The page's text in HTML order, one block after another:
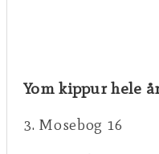
Yom kippur hele
3. Mosebog 16